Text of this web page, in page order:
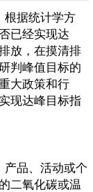
据统计学方
已经实现达
放，在摸清排
判峰值目标的
大政策和行
现达峰目标指
品、活动或个
二氧化碳或温